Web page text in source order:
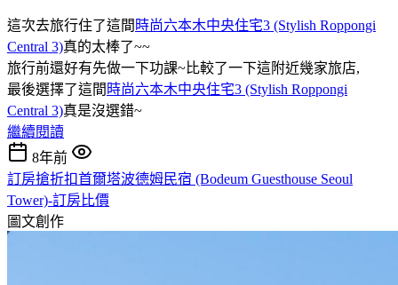
這次去旅行住了這間 時尚六本木中央住宅3 (Stylish Roppongi
Central 3)真的太棒了~~
旅行前還好有先做一下功課~比較了一下這附近幾家旅店,
最後選擇了這間 時尚六本木中央住宅3 (Stylish Roppongi
Central 3)真是沒選錯~
繼續閱讀
8年前
訂房搶折扣首爾塔波德姆民宿 (Bodeum Guesthouse Seoul
Tower)-訂房比價
圖文創作